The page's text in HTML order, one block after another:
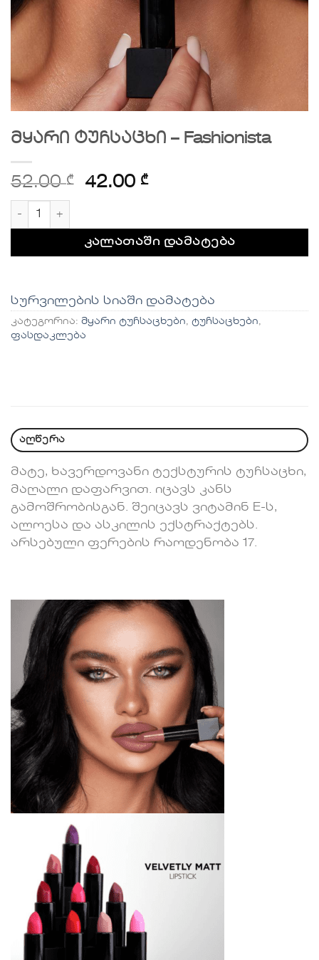
მყარი ტუჩსაცხი – Fashionista
52.00₾ 42.00 ₾
რაოდენობა: მყარი ტუჩსაცხი - Fashionista
კალათაში დამატება
სურვილების სიაში დამატება
კატეგორია: მყარი ტუჩსაცხები, ტუჩსაცხები,
ფასდაკლება
აღწერა
მატე, ხავერდოვანი ტექსტურის ტუჩსაცხი,
მაღალი დაფარვით. იცავს კანს
გამოშრობისგან. შეიცავს ვიტამინ E-ს,
ალოესა და ასკილის ექსტრაქტებს.
არსებული ფერების რაოდენობა 17.